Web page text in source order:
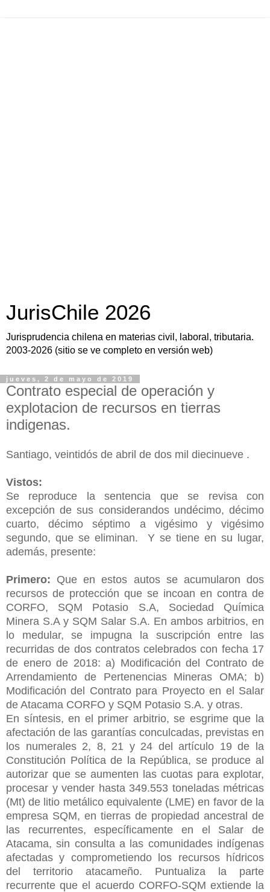
JurisChile 2026
Jurisprudencia chilena en materias civil, laboral, tributaria.
2003-2026 (sitio se ve completo en versión web)
jueves, 2 de mayo de 2019
Contrato especial de operación y
explotacion de recursos en tierras
indigenas.
Santiago, veintidós de abril de dos mil diecinueve .
Vistos:
Se reproduce la sentencia que se revisa con
excepción de sus considerandos undécimo, décimo
cuarto, décimo séptimo a vigésimo y vigésimo
segundo, que se eliminan. Y se tiene en su lugar,
además, presente:
Primero: Que en estos autos se acumularon dos
recursos de protección que se incoan en contra de
CORFO, SQM Potasio S.A, Sociedad Química
Minera S.A y SQM Salar S.A. En ambos arbitrios, en
lo medular, se impugna la suscripción entre las
recurridas de dos contratos celebrados con fecha 17
de enero de 2018: a) Modificación del Contrato de
Arrendamiento de Pertenencias Mineras OMA; b)
Modificación del Contrato para Proyecto en el Salar
de Atacama CORFO y SQM Potasio S.A. y otras.
En síntesis, en el primer arbitrio, se esgrime que la
afectación de las garantías conculcadas, previstas en
los numerales 2, 8, 21 y 24 del artículo 19 de la
Constitución Política de la República, se produce al
autorizar que se aumenten las cuotas para explotar,
procesar y vender hasta 349.553 toneladas métricas
(Mt) de litio metálico equivalente (LME) en favor de la
empresa SQM, en tierras de propiedad ancestral de
las recurrentes, específicamente en el Salar de
Atacama, sin consulta a las comunidades indígenas
afectadas y comprometiendo los recursos hídricos
del territorio atacameño. Puntualiza la parte
recurrente que el acuerdo CORFO-SQM extiende la